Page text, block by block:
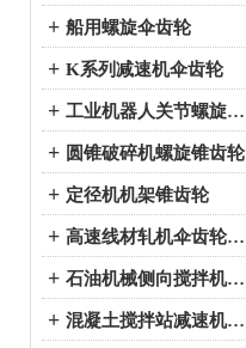
+ 船用螺旋伞齿轮
+ K系列减速机伞齿轮
+ 工业机器人关节螺旋伞齿轮
+ 圆锥破碎机螺旋锥齿轮
+ 定径机机架锥齿轮
+ 高速线材轧机伞齿轮系列
+ 石油机械侧向搅拌机伞齿轮系列
+ 混凝土搅拌站减速机伞齿轮系列